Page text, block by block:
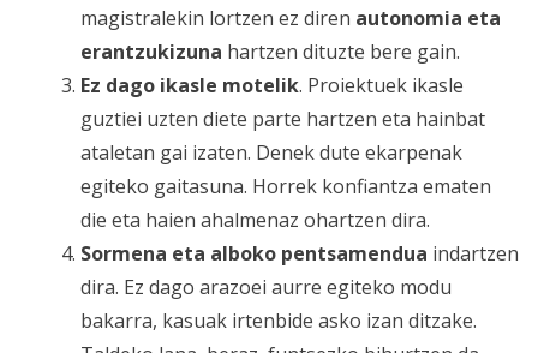
magistralekin lortzen ez diren autonomia eta
erantzukizuna hartzen dituzte bere gain.
Ez dago ikasle motelik. Proiektuek ikasle
guztiei uzten diete parte hartzen eta hainbat
ataletan gai izaten. Denek dute ekarpenak
egiteko gaitasuna. Horrek konfiantza ematen
die eta haien ahalmenaz ohartzen dira.
Sormena eta alboko pentsamendua indartzen
dira. Ez dago arazoei aurre egiteko modu
bakarra, kasuak irtenbide asko izan ditzake.